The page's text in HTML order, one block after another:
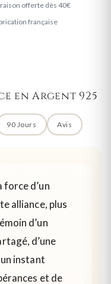
offerte dès 40€
française
en Argent 925
90 Jours Avis
force d’un
alliance, plus
d’un
d’une
instant
et de